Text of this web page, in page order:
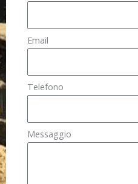
Email
Telefono
Messaggio